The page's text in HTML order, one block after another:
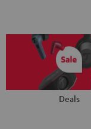
Deals